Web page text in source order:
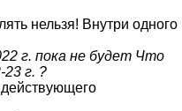
нельзя! Внутри одного
г. пока не будет Что
23 г. ?